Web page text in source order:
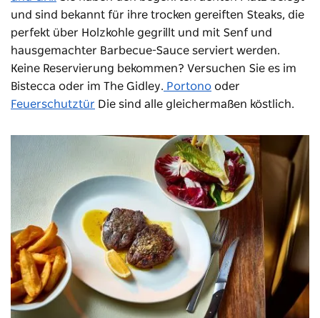
und sind bekannt für ihre trocken gereiften Steaks, die
perfekt über Holzkohle gegrillt und mit Senf und
hausgemachter Barbecue-Sauce serviert werden.
Keine Reservierung bekommen? Versuchen Sie es im
Bistecca oder im The Gidley. Portono oder
Feuerschutztür Die sind alle gleichermaßen köstlich.